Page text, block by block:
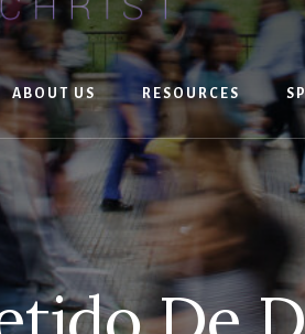
ABOUT US RESOURCES